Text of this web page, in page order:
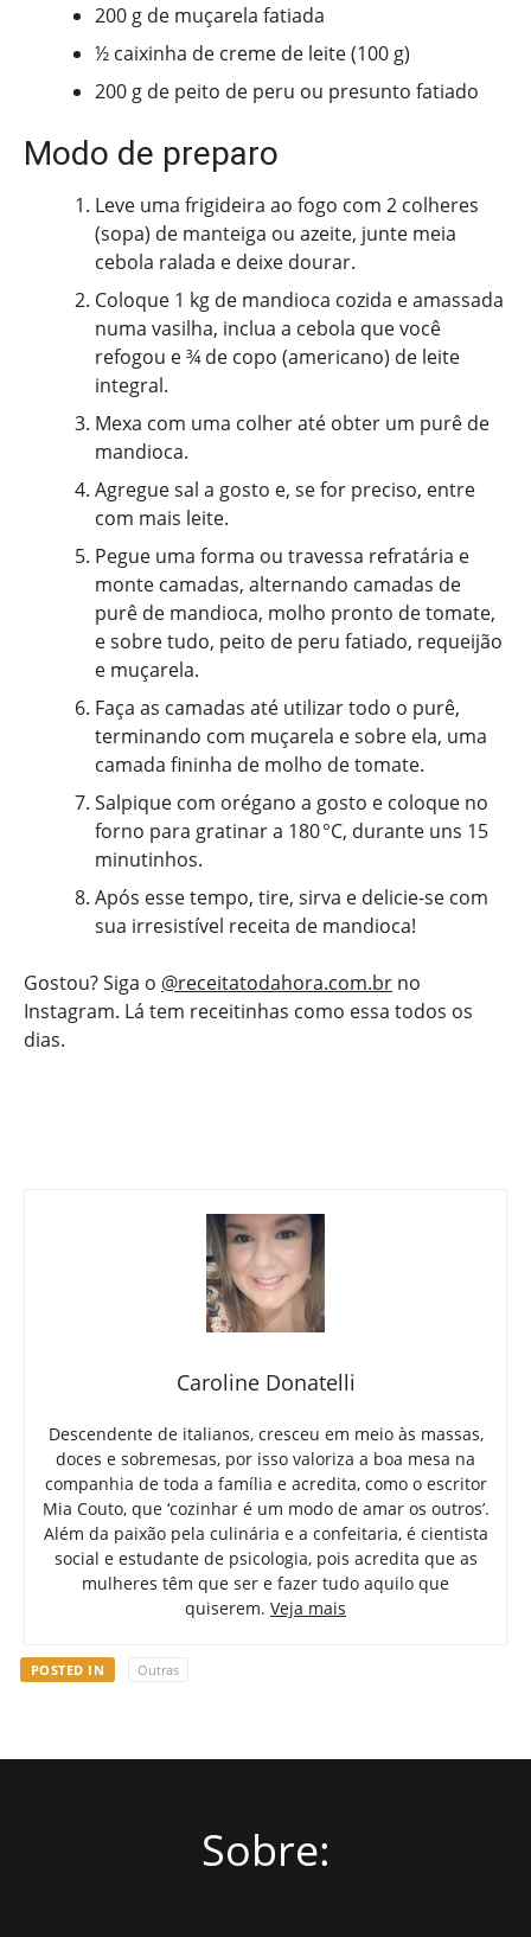
200 g de muçarela fatiada
½ caixinha de creme de leite (100 g)
200 g de peito de peru ou presunto fatiado
Modo de preparo
Leve uma frigideira ao fogo com 2 colheres
(sopa) de manteiga ou azeite, junte meia
cebola ralada e deixe dourar.
Coloque 1 kg de mandioca cozida e amassada
numa vasilha, inclua a cebola que você
refogou e ¾ de copo (americano) de leite
integral.
Mexa com uma colher até obter um purê de
mandioca.
Agregue sal a gosto e, se for preciso, entre
com mais leite.
Pegue uma forma ou travessa refratária e
monte camadas, alternando camadas de
purê de mandioca, molho pronto de tomate,
e sobre tudo, peito de peru fatiado, requeijão
e muçarela.
Faça as camadas até utilizar todo o purê,
terminando com muçarela e sobre ela, uma
camada fininha de molho de tomate.
Salpique com orégano a gosto e coloque no
forno para gratinar a 180 °C, durante uns 15
minutinhos.
Após esse tempo, tire, sirva e delicie-se com
sua irresistível receita de mandioca!
Gostou? Siga o @receitatodahora.com.br no
Instagram. Lá tem receitinhas como essa todos os
dias.
Caroline Donatelli
Descendente de italianos, cresceu em meio às massas,
doces e sobremesas, por isso valoriza a boa mesa na
companhia de toda a família e acredita, como o escritor
Mia Couto, que ‘cozinhar é um modo de amar os outros’.
Além da paixão pela culinária e a confeitaria, é cientista
social e estudante de psicologia, pois acredita que as
mulheres têm que ser e fazer tudo aquilo que
quiserem. Veja mais
POSTED IN Outras
Sobre: